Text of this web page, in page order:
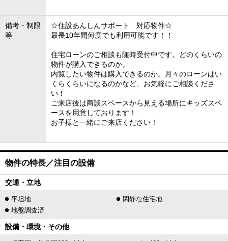
備考・制限
等
☆住設あんしんサポート 対応物件☆
最長10年間何度でも利用可能です！！
住宅ローンのご相談も随時受付中です。どのくらいの
物件が購入できるのか。
内覧したい物件は購入できるのか。月々のローンはい
くらくらいになるのかなど、お気軽にご相談くださ
い！
ご来店後は商談スペースから見える場所にキッズスペ
ースを用意しております！
お子様と一緒にご来店ください！
物件の特長／注目の設備
交通・立地
平坦地
閑静な住宅地
地盤調査済
設備・環境・その他